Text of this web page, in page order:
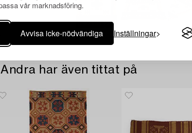
vår marknadsföring.
Avvisa icke-nödvändiga Inställningar
Andra har även tittat på